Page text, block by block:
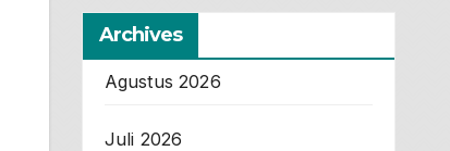
Archives
Agustus 2026
Juli 2026